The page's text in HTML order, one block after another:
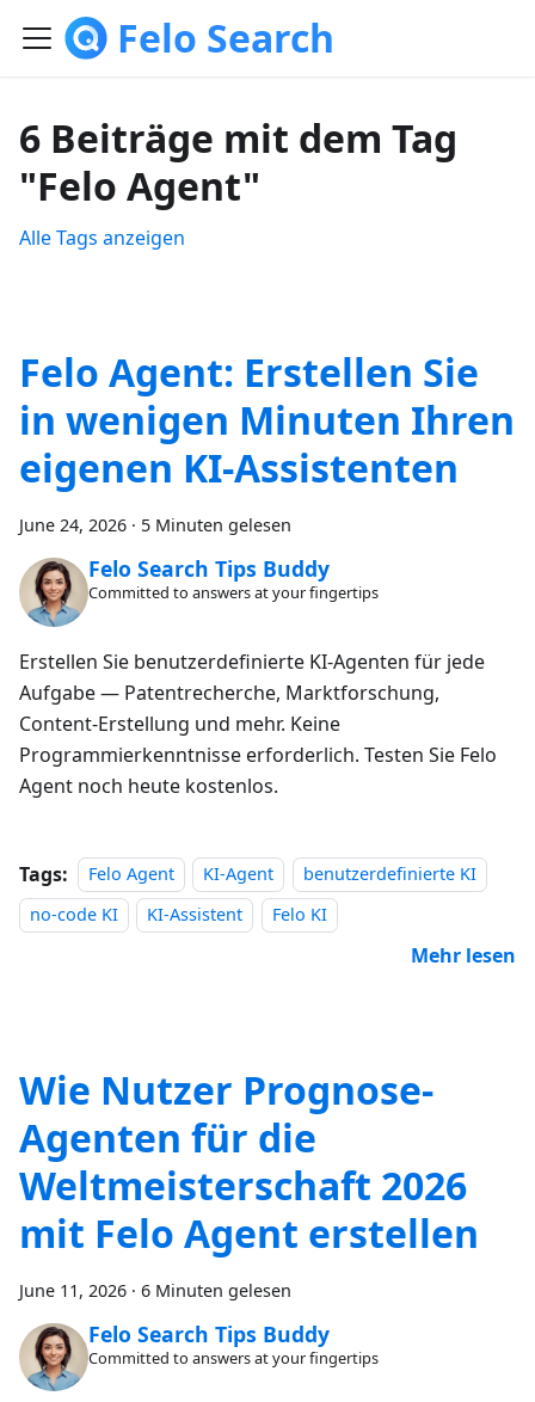
Felo Search
6 Beiträge mit dem Tag
"Felo Agent"
Alle Tags anzeigen
Felo Agent: Erstellen Sie
in wenigen Minuten Ihren
eigenen KI-Assistenten
June 24, 2026 · 5 Minuten gelesen
Felo Search Tips Buddy
Committed to answers at your fingertips
Erstellen Sie benutzerdefinierte KI-Agenten für jede
Aufgabe — Patentrecherche, Marktforschung,
Content-Erstellung und mehr. Keine
Programmierkenntnisse erforderlich. Testen Sie Felo
Agent noch heute kostenlos.
Tags: Felo Agent KI-Agent
benutzerdefinierte KI
no-code KI
KI-Assistent Felo KI
Mehr lesen
Wie Nutzer Prognose-
Agenten für die
Weltmeisterschaft 2026
mit Felo Agent erstellen
June 11, 2026 · 6 Minuten gelesen
Felo Search Tips Buddy
Committed to answers at your fingertips